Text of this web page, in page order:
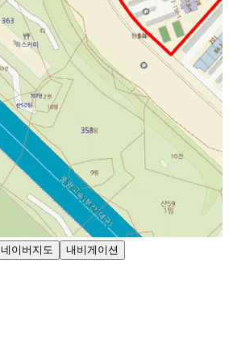
네이버지도 내비게이션